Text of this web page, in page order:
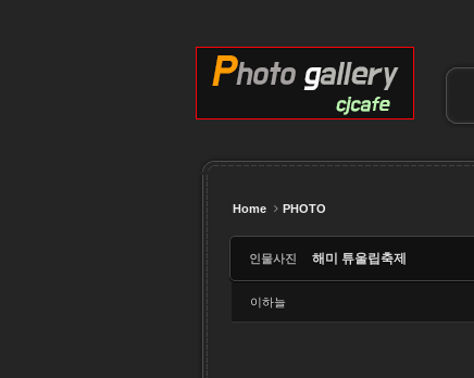
Home PHOTO
인물사진 해미 튜울립축제
이하늘
Sketchbook5, 스케치북5
Sketchbook5, 스케치북5
Sketchbook5, 스케치북5
Sketchbook5, 스케치북5